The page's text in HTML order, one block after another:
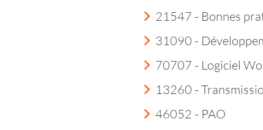
21547 - Bonnes
31090 -
70707 - Logiciel
13260 -
46052 - PAO